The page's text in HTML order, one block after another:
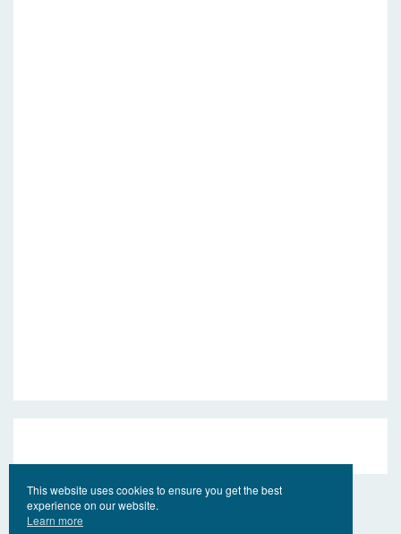
This website uses cookies to ensure you get the best
experience on our website.
Learn more